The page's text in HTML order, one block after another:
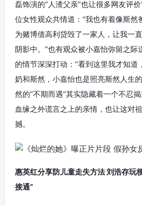
磊饰演的“人渣父亲”也让很多网友评
位女性观众共情道：“我也有着像斯然
为赌博借高利贷毁了一家人，让我一
阴影中。”也有观众被小嘉怡弥留之际
的情节深深打动：“看到这里我才知道
奶和斯然，小嘉怡也是照亮斯然人生
然的“不期而遇”其实隐藏着一个不忍
血缘之外谎言之上的亲情，也让这对
撼。
惠英红分享防儿童走失方法 刘浩存玩
接通”